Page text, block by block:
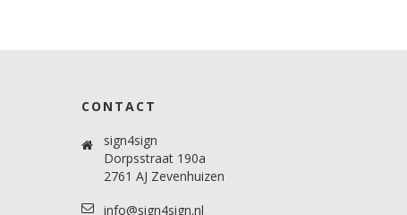
CONTACT
sign4sign
Dorpsstraat 190a
2761 AJ Zevenhuizen
info@sign4sign.nl